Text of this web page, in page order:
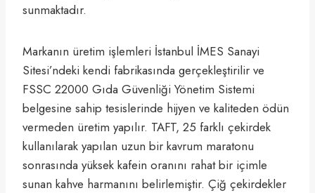
sunmaktadır.
Markanın üretim işlemleri İstanbul İMES Sanayi
Sitesi’ndeki kendi fabrikasında gerçekleştirilir ve
FSSC 22000 Gıda Güvenliği Yönetim Sistemi
belgesine sahip tesislerinde hijyen ve kaliteden ödün
vermeden üretim yapılır. TAFT, 25 farklı çekirdek
kullanılarak yapılan uzun bir kavrum maratonu
sonrasında yüksek kafein oranını rahat bir içimle
sunan kahve harmanını belirlemiştir. Çiğ çekirdekler